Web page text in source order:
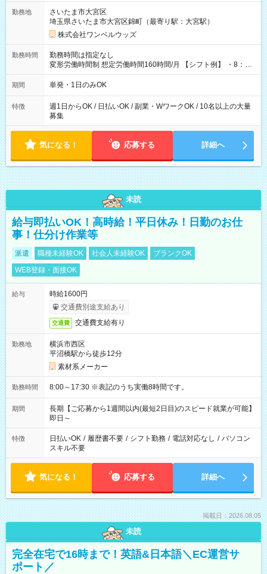
勤務地
さいたま市大宮区
埼玉県さいたま市大宮区錦町（最寄り駅：大宮駅）
株式会社ワンベルウッズ
勤務時間
勤務時間は指定なし
変形労働時間制 想定労働時間160時間/月 【シフト例】 ・8：00
～21：00
期間 単発・1日のみOK
特徴
週1日からOK / 日払いOK / 副業・WワークOK / 10名以上の大量
募集
気になる！ 応募する 詳細へ
未読
給与即払いOK！高時給！平日休み！日勤のお仕
事！仕分け作業等
派遣 職種未経験OK 社会人未経験OK
ブランクOK
WEB登録・面接OK
給与
時給1600円
交通費別途支給あり
交通費 交通費支給有り
勤務地
横浜市西区
平沼橋駅から徒歩12分
素材系メーカー
勤務時間 8:00～17:30 ※表記のうち実働8時間です。
期間
長期【ご応募から1週間以内(最短2日目)のスピード就業が可能】
即日～
特徴 日払いOK / 履歴書不要 / シフト勤務 / 電話対応なし / パソコン
スキル不要
気になる！ 応募する 詳細へ
掲載日：2026.08.05
未読
完全在宅で16時まで！英語&日本語＼EC運営サ
ポート／